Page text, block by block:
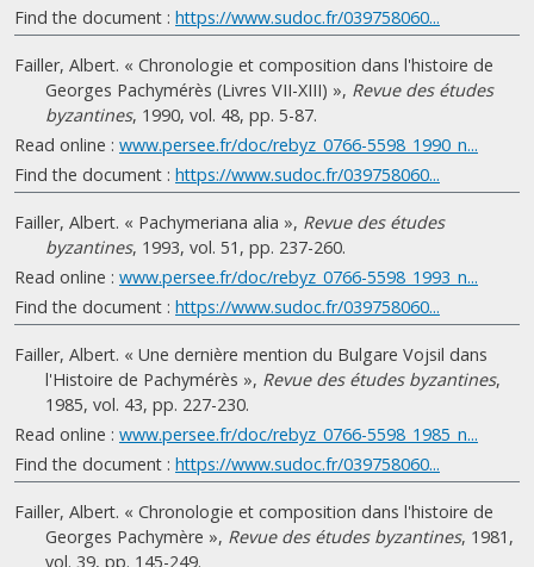
Find the document : https://www.sudoc.fr/039758060...
Failler, Albert. « Chronologie et composition dans l'histoire de
Georges Pachymérès (Livres VII-XIII) », Revue des études
byzantines, 1990, vol. 48, pp. 5-87.
Read online : www.persee.fr/doc/rebyz_0766-5598_1990_n...
Find the document : https://www.sudoc.fr/039758060...
Failler, Albert. « Pachymeriana alia », Revue des études
byzantines, 1993, vol. 51, pp. 237-260.
Read online : www.persee.fr/doc/rebyz_0766-5598_1993_n...
Find the document : https://www.sudoc.fr/039758060...
Failler, Albert. « Une dernière mention du Bulgare Vojsil dans
l'Histoire de Pachymérès », Revue des études byzantines,
1985, vol. 43, pp. 227-230.
Read online : www.persee.fr/doc/rebyz_0766-5598_1985_n...
Find the document : https://www.sudoc.fr/039758060...
Failler, Albert. « Chronologie et composition dans l'histoire de
Georges Pachymère », Revue des études byzantines, 1981,
vol. 39, pp. 145-249.